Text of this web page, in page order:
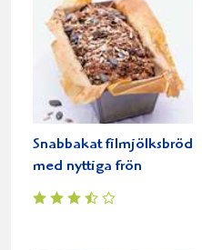
Snabbakat filmjölksbröd
med nyttiga frön